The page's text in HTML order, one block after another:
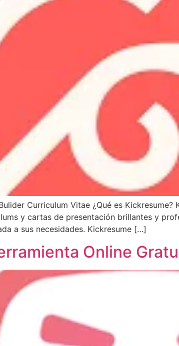
Curriculum Vitae ¿Qué es
y cartas de presentación brillantes y
a sus necesidades. Kickresume […]
Online